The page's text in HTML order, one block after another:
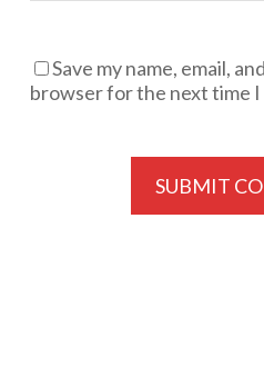
Save my name, email,
browser for the next time I